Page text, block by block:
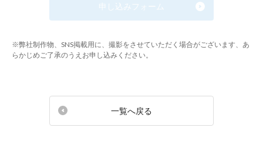
申し込みフォーム
※弊社制作物、SNS掲載用に、撮影をさせていただく場合がございます、あ
らかじめご了承のうえお申し込みください。
一覧へ戻る